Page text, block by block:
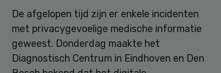
De afgelopen tijd zijn er enkele incidenten
met privacygevoelige medische informatie
geweest. Donderdag maakte het
Diagnostisch Centrum in Eindhoven en Den